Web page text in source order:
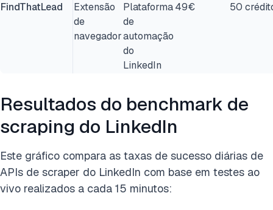
FindThatLead
Extensão
de
navegador
Plataforma
de
automação
do
LinkedIn
49€ 50
Resultados do benchmark de
scraping do LinkedIn
Este gráfico compara as taxas de sucesso diárias de
APIs de scraper do LinkedIn com base em testes ao
vivo realizados a cada 15 minutos: